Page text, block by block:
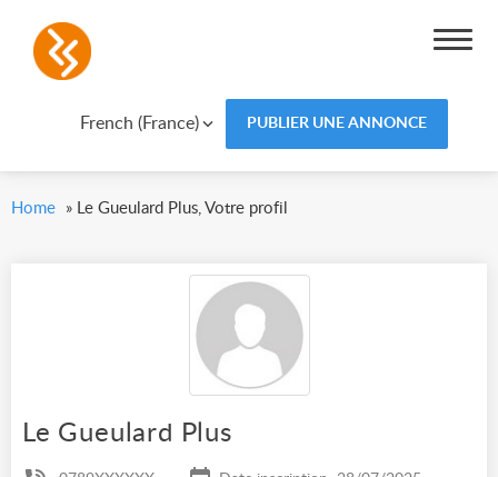
French (France) PUBLIER UNE ANNONCE
Home » Le Gueulard Plus, Votre profil
Le Gueulard Plus